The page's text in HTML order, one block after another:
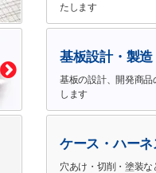
たします
基板設計・製造
基板の設計、開発商
します
ケース・ハーネ
穴あけ・切削・塗装